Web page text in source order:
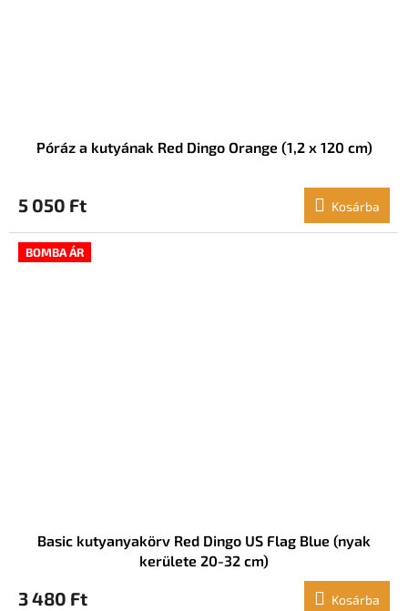
Póráz a kutyának Red Dingo Orange (1,2 x 120 cm)
5 050 Ft Kosárba
BOMBA ÁR
Basic kutyanyakörv Red Dingo US Flag Blue (nyak
kerülete 20-32 cm)
3 480 Ft Kosárba